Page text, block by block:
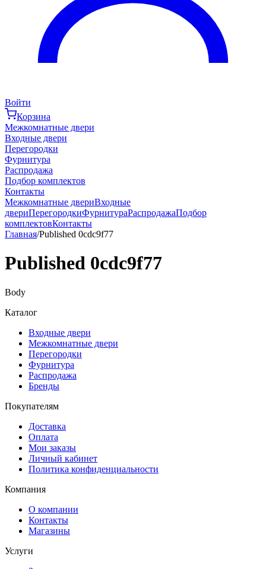
Войти
Корзина
Межкомнатные двери
Входные двери
Перегородки
Фурнитура
Распродажа
Подбор комплектов
Контакты
Межкомнатные двериВходные
двериПерегородкиФурнитураРаспродажаПодбор
комплектовКонтакты
Главная/Published 0cdc9f77
Published 0cdc9f77
Body
Каталог
Входные двери
Межкомнатные двери
Перегородки
Фурнитура
Распродажа
Бренды
Покупателям
Доставка
Оплата
Мои заказы
Личный кабинет
Политика конфиденциальности
Компания
О компании
Контакты
Магазины
Услуги